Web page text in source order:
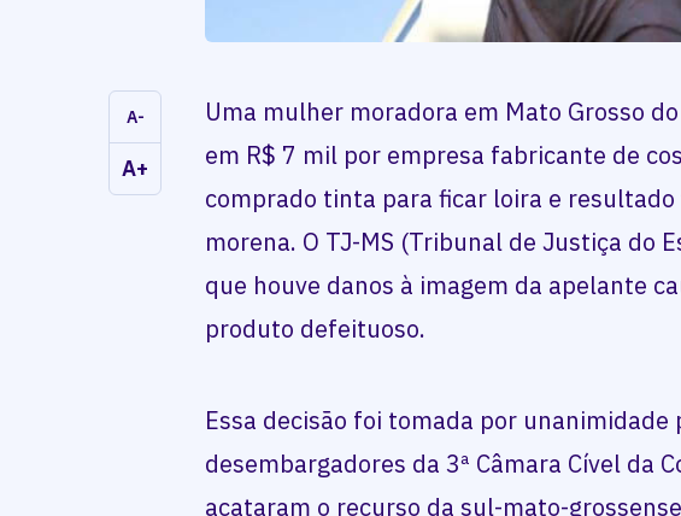
A-
A+
Uma mulher moradora em Mato Grosso
em R$ 7 mil por empresa fabricante de
comprado tinta para ficar loira e
morena. O TJ-MS (Tribunal de Justiça do
que houve danos à imagem da apelante
produto defeituoso.
Essa decisão foi tomada por unanimidade
desembargadores da 3ª Câmara Cível da
acataram o recurso da sul-mato-